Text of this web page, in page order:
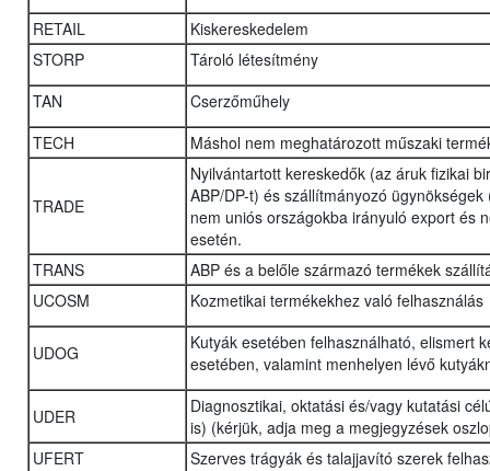
RETAIL
Kiskereskedelem
STORP
Tároló létesítmény
TAN
Cserzőműhely
TECH
Máshol nem meghatározott műszaki
TRADE
Nyilvántartott kereskedők (az áruk fizikai
ABP/DP-t) és szállítmányozó
nem uniós országokba irányuló export és
esetén.
TRANS
ABP és a belőle származó termékek
UCOSM
Kozmetikai termékekhez való felhasználás
UDOG
Kutyák esetében felhasználható, elismert
esetében, valamint menhelyen lévő
UDER
Diagnosztikai, oktatási és/vagy kutatási
is) (kérjük, adja meg a megjegyzések
UFERT
Szerves trágyák és talajjavító szerek